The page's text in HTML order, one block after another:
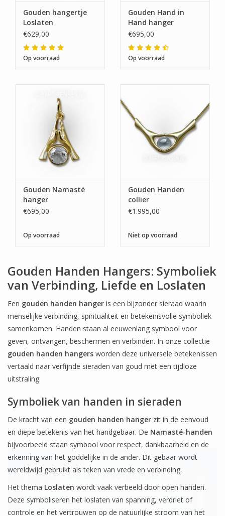
Gouden hangertje
Loslaten
€629,00
Op voorraad
Gouden Hand in
Hand hanger
€695,00
Op voorraad
Gouden Namasté
hanger
€695,00
Op voorraad
Gouden Handen
collier
€1.995,00
Niet op voorraad
Gouden Handen Hangers: Symboliek
van Verbinding, Liefde en Loslaten
Een gouden handen hanger is een bijzonder sieraad waarin
menselijke verbinding, spiritualiteit en betekenisvolle symboliek
samenkomen. Handen staan al eeuwenlang symbool voor
geven, ontvangen, beschermen en verbinden. In onze collectie
gouden handen hangers worden deze universele betekenissen
vertaald naar verfijnde sieraden van goud met een tijdloze
uitstraling.
Symboliek van handen in sieraden
De kracht van een gouden handen hanger zit in de eenvoud
en diepe betekenis van het handgebaar. De Namasté-handen
bijvoorbeeld staan symbool voor respect, dankbaarheid en de
erkenning van het goddelijke in de ander. Dit gebaar wordt
wereldwijd gebruikt als teken van vrede en verbinding.
Het thema Loslaten wordt vaak verbeeld door open handen.
Deze symboliseren het loslaten van spanning, verdriet of
controle en het vertrouwen op de natuurlijke stroom van het
De eerstvolgende
verzenddatum is woensdag 12
augustus